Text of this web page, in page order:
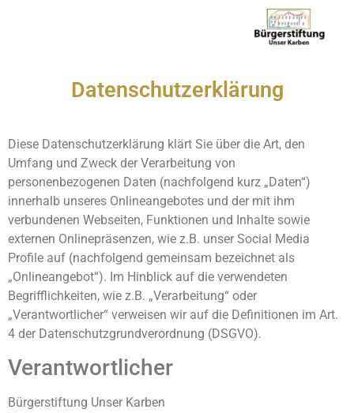
Datenschutzerklärung
Diese Datenschutzerklärung klärt Sie über die Art, den
Umfang und Zweck der Verarbeitung von
personenbezogenen Daten (nachfolgend kurz „Daten“)
innerhalb unseres Onlineangebotes und der mit ihm
verbundenen Webseiten, Funktionen und Inhalte sowie
externen Onlinepräsenzen, wie z.B. unser Social Media
Profile auf (nachfolgend gemeinsam bezeichnet als
„Onlineangebot“). Im Hinblick auf die verwendeten
Begrifflichkeiten, wie z.B. „Verarbeitung“ oder
„Verantwortlicher“ verweisen wir auf die Definitionen im Art.
4 der Datenschutzgrundverordnung (DSGVO).
Verantwortlicher
Bürgerstiftung Unser Karben